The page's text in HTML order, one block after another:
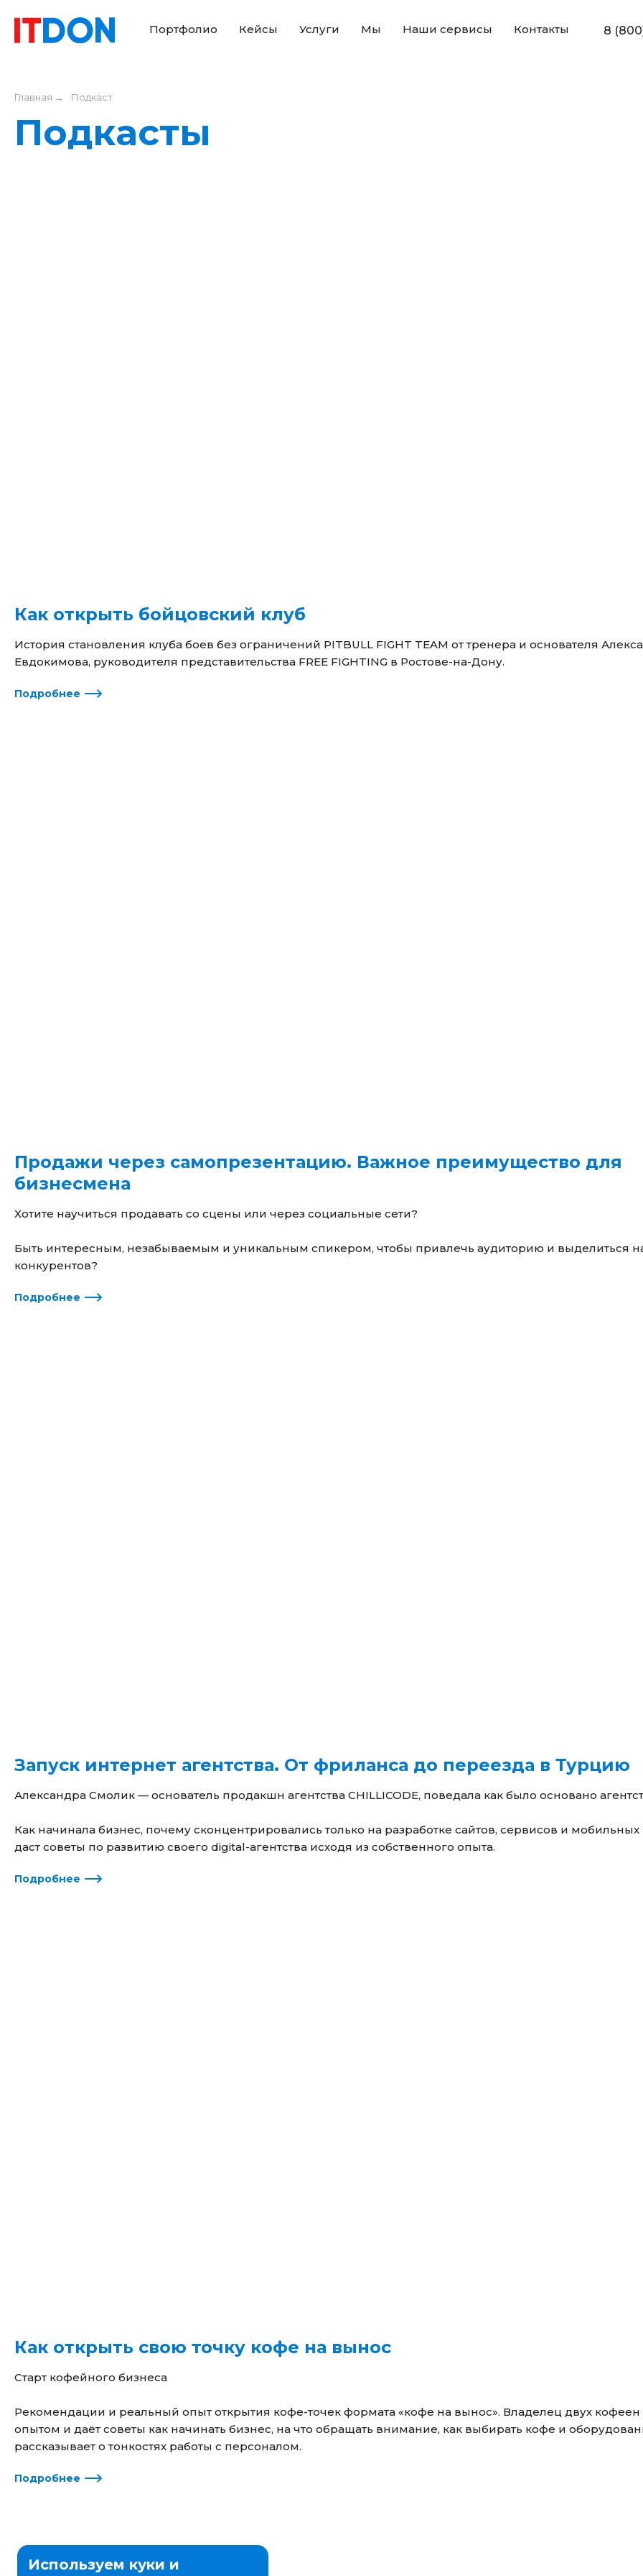
Портфолио Кейсы Услуги Мы Наши сервисы Контакты 8
Главная → Подкаст
Подкасты
Как открыть бойцовский клуб
История становления клуба боев без ограничений PITBULL FIGHT TEAM от тренера и основателя
Евдокимова, руководителя представительства FREE FIGHTING в Ростове-на-Дону.
Подробнее
Продажи через самопрезентацию. Важное преимущество для
бизнесмена
Хотите научиться продавать со сцены или через социальные сети?
Быть интересным, незабываемым и уникальным спикером, чтобы привлечь аудиторию и выделиться
конкурентов?
Подробнее
Запуск интернет агентства. От фриланса до переезда в Турцию
Александра Смолик — основатель продакшн агентства CHILLICODE, поведала как было основано
Как начинала бизнес, почему сконцентрировались только на разработке сайтов, сервисов и
даст советы по развитию своего digital-агентства исходя из собственного опыта.
Подробнее
Как открыть свою точку кофе на вынос
Старт кофейного бизнеса
Рекомендации и реальный опыт открытия кофе-точек формата «кофе на вынос». Владелец двух кофеен
опытом и даёт советы как начинать бизнес, на что обращать внимание, как выбирать кофе и
рассказывает о тонкостях работы с персоналом.
Подробнее
Используем куки и